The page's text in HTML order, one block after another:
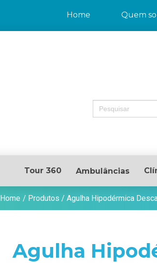
Home Quem
Search
for:
Tour 360 Ambulâncias
Home / Produtos / Agulha Hipodérmica
Agulha